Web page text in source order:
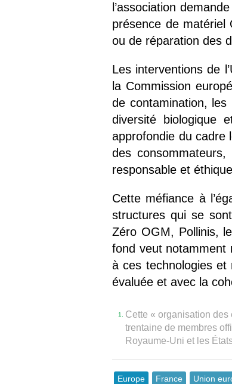
l’association
présence de matériel
ou de réparation des
Les interventions de
la Commission
de contamination,
diversité biologique
approfondie du cadre
des
responsable et
Cette méfiance à
structures qui se
Zéro OGM, Pollinis,
fond veut notamment
à ces technologies et
évaluée et avec la
1.
Cette « organisation
trentaine de membres
Royaume-Uni et les
Europe France Union